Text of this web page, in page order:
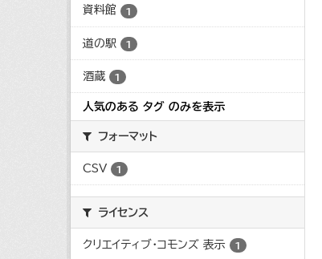
資料館 1
道の駅 1
酒蔵 1
人気のある タグ のみを表示
フォーマット
CSV 1
ライセンス
クリエイティブ・コモンズ 表示 1